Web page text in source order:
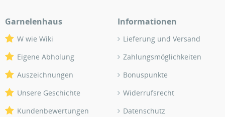
Garnelenhaus
W wie Wiki
Eigene Abholung
Auszeichnungen
Unsere Geschichte
Kundenbewertungen
Informationen
Lieferung und Versand
Zahlungsmöglichkeiten
Bonuspunkte
Widerrufsrecht
Datenschutz